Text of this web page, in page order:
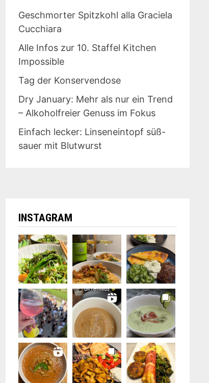
Geschmorter Spitzkohl alla Graciela
Cucchiara
Alle Infos zur 10. Staffel Kitchen
Impossible
Tag der Konservendose
Dry January: Mehr als nur ein Trend
– Alkoholfreier Genuss im Fokus
Einfach lecker: Linseneintopf süß-
sauer mit Blutwurst
INSTAGRAM